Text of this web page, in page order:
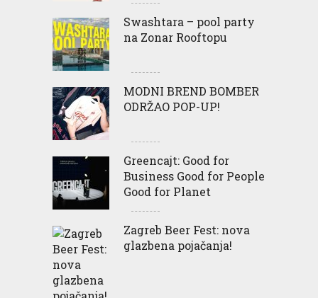
Swashtara – pool party
na Zonar Rooftopu
MODNI BREND BOMBER
ODRŽAO POP-UP!
Greencajt: Good for
Business Good for People
Good for Planet
Zagreb Beer Fest: nova
glazbena pojačanja!